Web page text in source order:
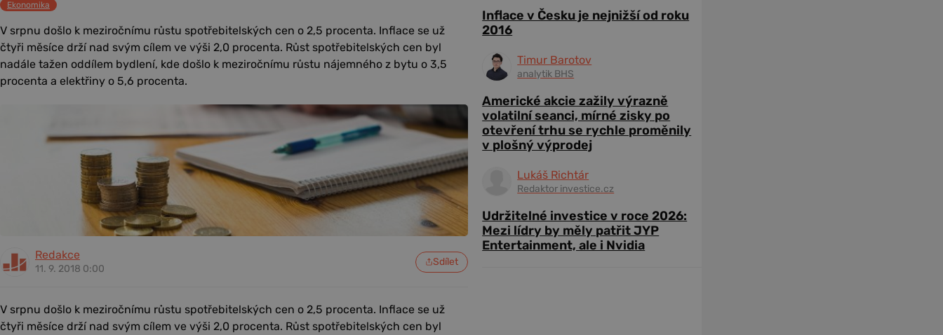
Ekonomika
V srpnu došlo k meziročnímu růstu spotřebitelských cen o 2,5 procenta. Inflace se už
čtyři měsíce drží nad svým cílem ve výši 2,0 procenta. Růst spotřebitelských cen byl
nadále tažen oddílem bydlení, kde došlo k meziročnímu růstu nájemného z bytu o 3,5
procenta a elektřiny o 5,6 procenta.
Redakce
11. 9. 2018 0:00
Sdílet
V srpnu došlo k meziročnímu růstu spotřebitelských cen o 2,5 procenta. Inflace se už
čtyři měsíce drží nad svým cílem ve výši 2,0 procenta. Růst spotřebitelských cen byl
Inflace v Česku je nejnižší od roku
2016
Timur Barotov
analytik BHS
Americké akcie zažily výrazně
volatilní seanci, mírné zisky po
otevření trhu se rychle proměnily
v plošný výprodej
Lukáš Richtár
Redaktor investice.cz
Udržitelné investice v roce 2026:
Mezi lídry by měly patřit JYP
Entertainment, ale i Nvidia